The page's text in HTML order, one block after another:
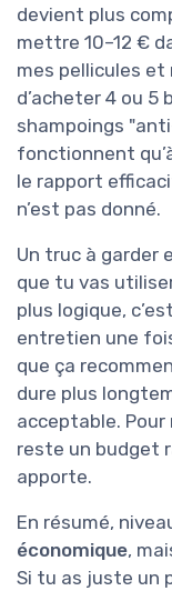
devient plus
mettre 10–12 €
mes pellicules
d’acheter 4 ou
shampoings
fonctionnent
le rapport
n’est pas donné.
Un truc à garder
que tu vas
plus logique,
entretien une
que ça
dure plus
acceptable.
reste un budget
apporte.
En résumé,
économique,
Si tu as juste un